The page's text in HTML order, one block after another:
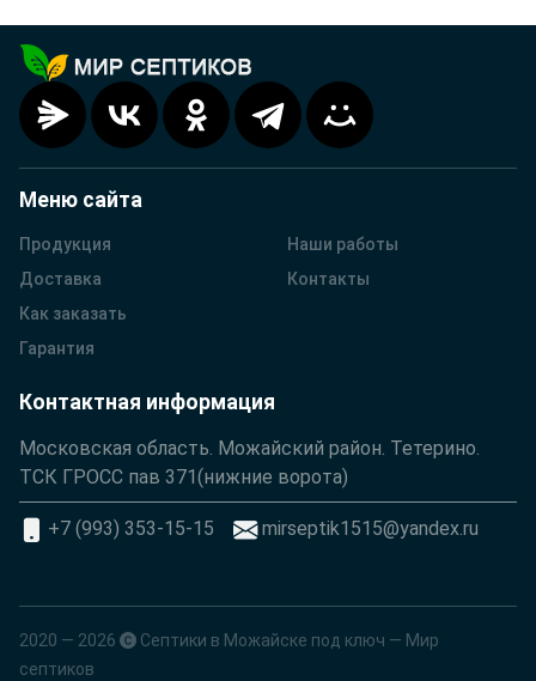
Меню сайта
Продукция
Доставка
Как заказать
Гарантия
Наши работы
Контакты
Контактная информация
Московская область. Можайский район. Тетерино.
ТСК ГРОСС пав 371(нижние ворота)
+7 (993) 353-15-15 mirseptik1515@yandex.ru
2020 — 2026
Септики в Можайске под ключ — Мир
септиков